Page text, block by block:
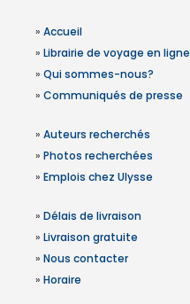
» Accueil
» Librairie de voyage en ligne
» Qui sommes-nous?
» Communiqués de presse
» Auteurs recherchés
» Photos recherchées
» Emplois chez Ulysse
» Délais de livraison
» Livraison gratuite
» Nous contacter
» Horaire